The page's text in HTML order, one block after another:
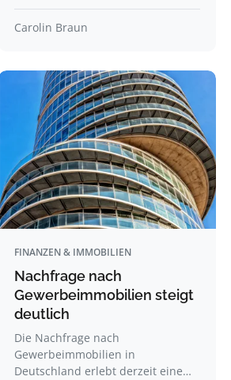
Carolin Braun
FINANZEN & IMMOBILIEN
Nachfrage nach
Gewerbeimmobilien steigt
deutlich
Die Nachfrage nach
Gewerbeimmobilien in
Deutschland erlebt derzeit eine…